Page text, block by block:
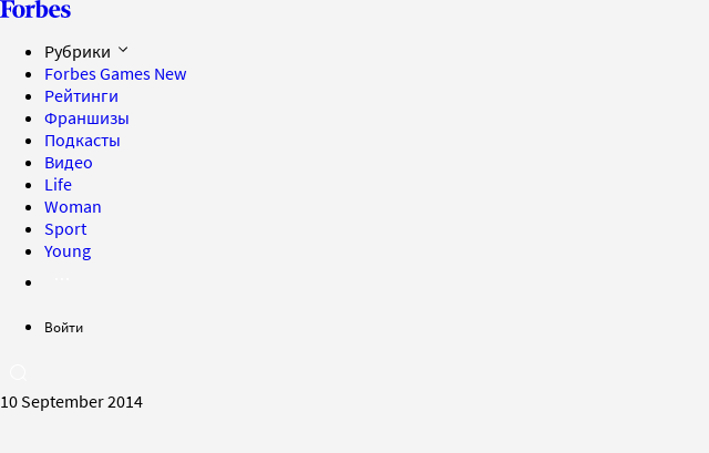
Рубрики
Forbes Games New
Рейтинги
Франшизы
Подкасты
Видео
Life
Woman
Sport
Young
Войти
10 September 2014